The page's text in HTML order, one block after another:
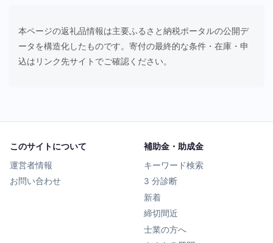
本ページの返礼品情報は主要ふるさと納税ポータルの公開デ
ータを構造化したものです。寄付の最終的な条件・在庫・申
込はリンク先サイトでご確認ください。
このサイトについて
運営者情報
お問い合わせ
補助金・助成金
キーワード検索
3 分診断
新着
締切間近
士業の方へ